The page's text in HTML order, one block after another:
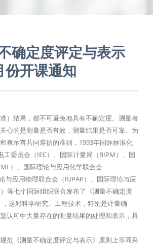
确定度评定与表示
份开课通知
）结果，都不可避免地具有不确定度。测量者
心的是测量是否有效，测量结果是否可靠。为
表示有共同遵循的准则，1993年国际标准化
工委员会（IEC）、国际计量局（BIPM）、国
）、国际理论与应用化学联合会
与应用物理联合会（IUPAP）、国际理论与应
等七个国际组织联合发布了《测量不确定度
这对科学研究、工程技术，特别是计量确
认可中大量存在的测量结果的处理和表示，具
范《测量不确定度评定与表示》原则上等同采